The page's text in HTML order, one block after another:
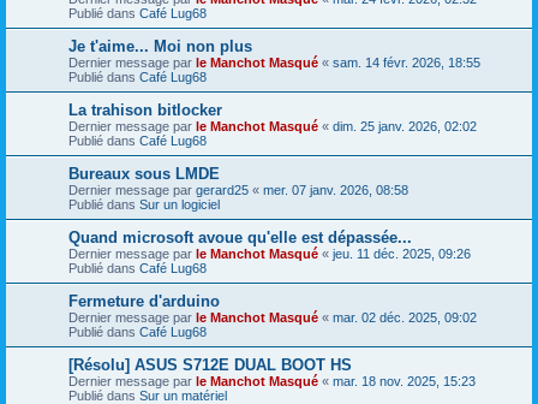
Publié dans Café Lug68
Je t'aime... Moi non plus
Dernier message par le Manchot Masqué « sam. 14 févr. 2026, 18:55
Publié dans Café Lug68
La trahison bitlocker
Dernier message par le Manchot Masqué « dim. 25 janv. 2026, 02:02
Publié dans Café Lug68
Bureaux sous LMDE
Dernier message par gerard25 « mer. 07 janv. 2026, 08:58
Publié dans Sur un logiciel
Quand microsoft avoue qu'elle est dépassée...
Dernier message par le Manchot Masqué « jeu. 11 déc. 2025, 09:26
Publié dans Café Lug68
Fermeture d'arduino
Dernier message par le Manchot Masqué « mar. 02 déc. 2025, 09:02
Publié dans Café Lug68
[Résolu] ASUS S712E DUAL BOOT HS
Dernier message par le Manchot Masqué « mar. 18 nov. 2025, 15:23
Publié dans Sur un matériel